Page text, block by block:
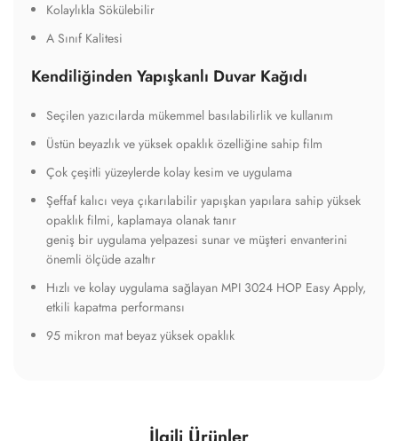
Kolaylıkla Sökülebilir
A Sınıf Kalitesi
Kendiliğinden Yapışkanlı Duvar Kağıdı
Seçilen yazıcılarda mükemmel basılabilirlik ve kullanım
Üstün beyazlık ve yüksek opaklık özelliğine sahip film
Çok çeşitli yüzeylerde kolay kesim ve uygulama
Şeffaf kalıcı veya çıkarılabilir yapışkan yapılara sahip yüksek
opaklık filmi, kaplamaya olanak tanır
geniş bir uygulama yelpazesi sunar ve müşteri envanterini
önemli ölçüde azaltır
Hızlı ve kolay uygulama sağlayan MPI 3024 HOP Easy Apply,
etkili kapatma performansı
95 mikron mat beyaz yüksek opaklık